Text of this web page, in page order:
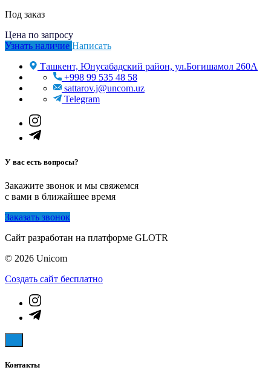
Под заказ
Цена по запросу
Узнать наличие Написать
Ташкент, Юнусабадский район, ул.Богишамол 260А
+998 99 535 48 58
sattarov.j@uncom.uz
Telegram
У вас есть вопросы?
Закажите звонок и мы свяжемся
с вами в ближайшее время
Заказать звонок
Сайт разработан на платформе GLOTR
© 2026 Unicom
Создать cайт бесплатно
Контакты